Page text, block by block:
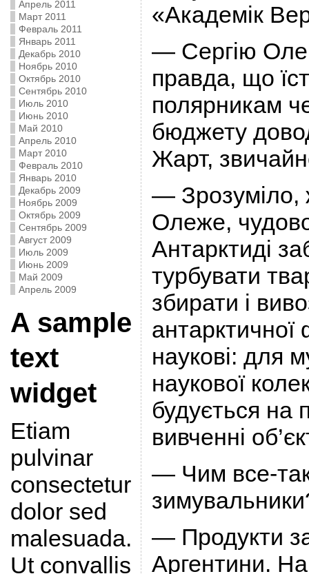
Апрель 2011
Март 2011
Февраль 2011
Январь 2011
Декабрь 2010
Ноябрь 2010
Октябрь 2010
Сентябрь 2010
Июль 2010
Июнь 2010
Май 2010
Апрель 2010
Март 2010
Февраль 2010
Январь 2010
Декабрь 2009
Ноябрь 2009
Октябрь 2009
Сентябрь 2009
Август 2009
Июль 2009
Июнь 2009
Май 2009
Апрель 2009
A sample
text
widget
Etiam
pulvinar
consectetur
dolor sed
malesuada.
Ut convallis
«Академік
— Сергію
правда, що
полярникам
бюджету
Жарт,
— Зрозуміло,
Олеже,
Антарктиді
турбувати
збирати і
наукові: для
наукової
будується на
вивченні
— Чим все-
— Продукти
Аргентини.